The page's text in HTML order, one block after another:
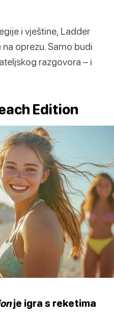
i vještine, Ladder
oprezu. Samo budi
razgovora – i
Edition
je igra s reketima